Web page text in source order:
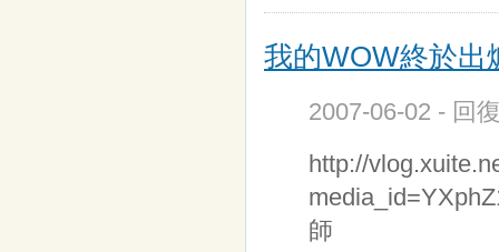
我的WOW終於出
2007-06-02 - 回
http://
師